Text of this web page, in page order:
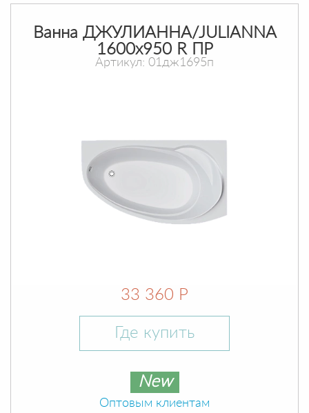
Ванна ДЖУЛИАННА/JULIANNA
1600х950 R ПР
Артикул: 01дж1695п
33 360 Р
Где купить
New
Оптовым клиентам